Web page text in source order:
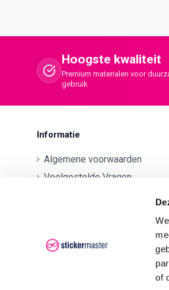
of
Hoogste kwaliteit
Premium materialen voor
gebruik
Informatie
Algemene voorwaarden
Veelgestelde Vragen
Klachten
Privacyverklaring AVG/GDPR